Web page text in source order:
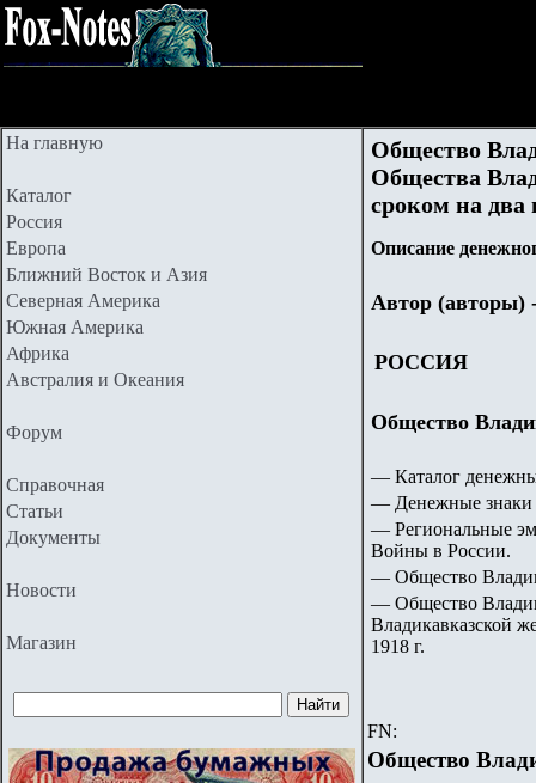
На главную
Каталог
Россия
Европа
Ближний Восток и Азия
Северная Америка
Южная Америка
Африка
Австралия и Океания
Форум
Справочная
Статьи
Документы
Новости
Магазин
Общество
Общества
сроком на два
Описание
Автор (авторы)
РОССИЯ
Общество
— Каталог
— Денежные знаки
— Региональные
Войны в России.
— Общество
— Общество
Владикавказской
1918 г.
FN:
Общество